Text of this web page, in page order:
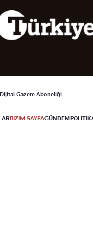
Dijital Gazete Aboneliği
BİZİM SAYFAGÜNDEM
Futbol
Puan Durumu